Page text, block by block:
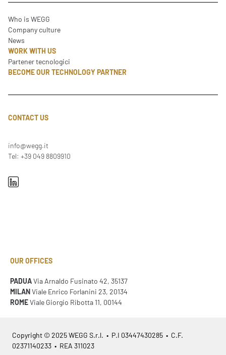
Who is WEGG
Company culture
News
WORK WITH US
Partener tecnologici
BECOME OUR TECHNOLOGY PARTNER
CONTACT US
info@wegg.it
Tel: +39 049 8809910
OUR OFFICES
PADUAVia Arnaldo Fusinato 42, 35137
MILANViale Enrico Forlanini 23, 20134
ROMEViale Giorgio Ribotta 11, 00144
Copyright © 2025 WEGG S.r.l. • P.I 03447430285 • C.F.
02371140233 • REA 311023